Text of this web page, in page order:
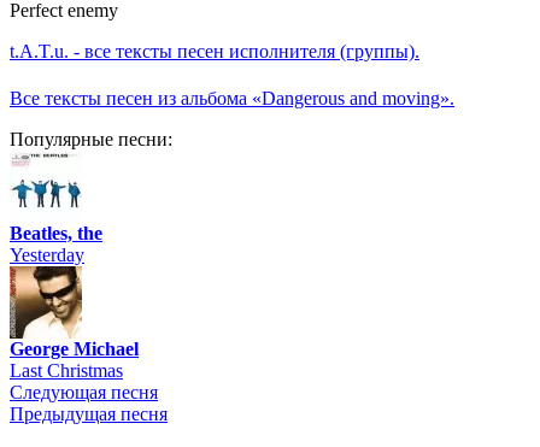
Perfect enemy
t.A.T.u. - все тексты песен исполнителя (группы).
Все тексты песен из альбома «Dangerous and moving».
Популярные песни:
Beatles, the
Yesterday
George Michael
Last Christmas
Следующая песня
Предыдущая песня